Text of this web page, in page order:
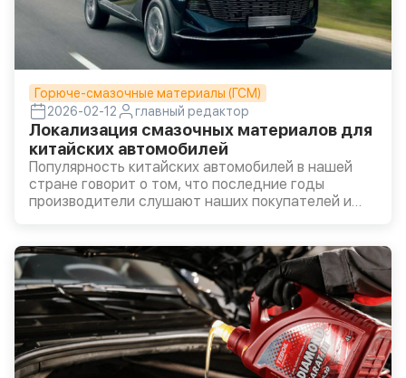
Горюче-смазочные материалы (ГСМ)
2026-02-12
главный редактор
Локализация смазочных материалов для
китайских автомобилей
Популярность китайских автомобилей в нашей
стране говорит о том, что последние годы
производители слушают наших покупателей и
агентство «Автостат»: за восемь месяцев этого
года в пятерке наиболее продаваемых
автобрендов четыре из Поднебесной.